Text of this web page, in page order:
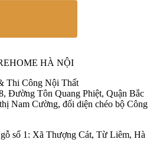
HÀ NỘI
Thi Công Nội Thất
Đường Tôn Quang Phiệt, Quận Bắc
Nam Cường, đối diện chéo bộ Công
số 1: Xã Thượng Cát, Từ Liêm, Hà